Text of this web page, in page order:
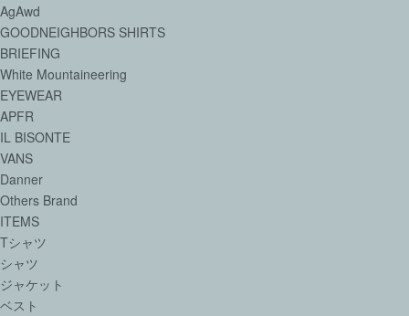
AgAwd
GOODNEIGHBORS SHIRTS
BRIEFING
White Mountaineering
EYEWEAR
APFR
IL BISONTE
VANS
Danner
Others Brand
ITEMS
Tシャツ
シャツ
ジャケット
ベスト